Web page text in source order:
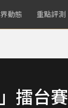
動態 重點評測
擂台賽